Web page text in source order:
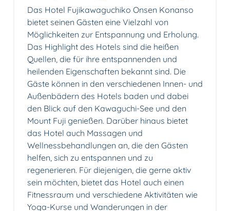
Das Hotel Fujikawaguchiko Onsen Konanso
bietet seinen Gästen eine Vielzahl von
Möglichkeiten zur Entspannung und Erholung.
Das Highlight des Hotels sind die heißen
Quellen, die für ihre entspannenden und
heilenden Eigenschaften bekannt sind. Die
Gäste können in den verschiedenen Innen- und
Außenbädern des Hotels baden und dabei
den Blick auf den Kawaguchi-See und den
Mount Fuji genießen. Darüber hinaus bietet
das Hotel auch Massagen und
Wellnessbehandlungen an, die den Gästen
helfen, sich zu entspannen und zu
regenerieren. Für diejenigen, die gerne aktiv
sein möchten, bietet das Hotel auch einen
Fitnessraum und verschiedene Aktivitäten wie
Yoga-Kurse und Wanderungen in der